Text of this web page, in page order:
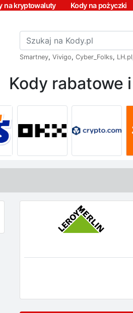
na kryptowaluty Kody na pożyczki
Smartney, Vivigo, Cyber_Folks, LH.pl
Kody rabatowe